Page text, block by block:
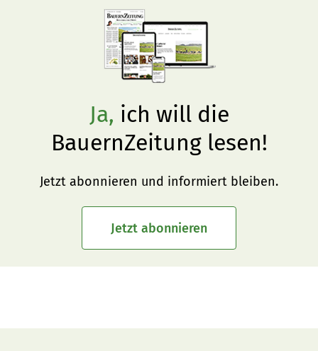
Ja, ich will die
BauernZeitung lesen!
Jetzt abonnieren und informiert bleiben.
Jetzt abonnieren